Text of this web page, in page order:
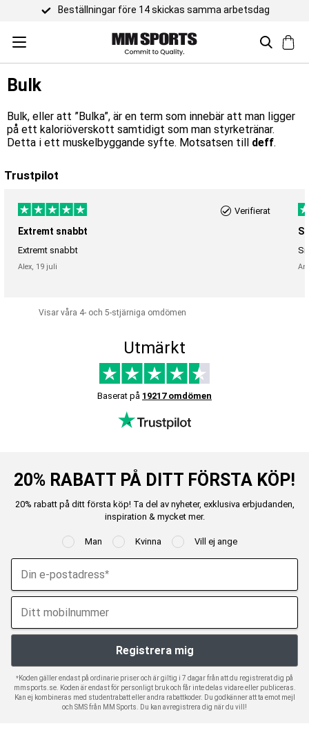
Beställningar före 14 skickas samma arbetsdag
Bulk
Bulk, eller att ”Bulka”, är en term som innebär att man ligger
på ett kaloriöverskott samtidigt som man styrketränar.
Detta i ett muskelbyggande syfte. Motsatsen till deff.
Trustpilot
Verifierat
Extremt snabbt
Extremt snabbt
Alex, 19 juli
Visar våra 4- och 5-stjärniga omdömen
Utmärkt
Baserat på 19217 omdömen
20% RABATT PÅ DITT FÖRSTA KÖP!
20% rabatt på ditt första köp! Ta del av nyheter, exklusiva erbjudanden,
inspiration & mycket mer.
Man Kvinna Vill ej ange
*Koden gäller endast på ordinarie priser och är giltig i 7 dagar från att du registrerat dig på
mmsports.se. Koden är endast för personligt bruk och får inte delas vidare eller publiceras.
Kan ej kombineras med studentrabatt eller andra rabattkoder. Du godkänner att ta emot mejl
och SMS från MM Sports. Du kan avregistrera dig när du vill!